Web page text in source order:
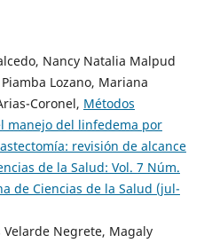
Nancy Natalia Malpud
Lozano, Mariana
Coronel, Métodos
manejo del linfedema por
revisión de alcance
de la Salud: Vol. 7 Núm.
de Ciencias de la Salud (jul-
Velarde Negrete, Magaly